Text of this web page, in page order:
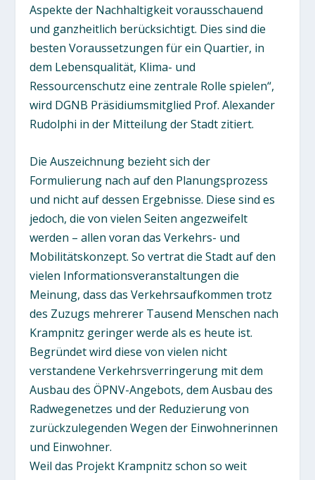
Aspekte der Nachhaltigkeit vorausschauend
und ganzheitlich berücksichtigt. Dies sind die
besten Voraussetzungen für ein Quartier, in
dem Lebensqualität, Klima- und
Ressourcenschutz eine zentrale Rolle spielen“,
wird DGNB Präsidiumsmitglied Prof. Alexander
Rudolphi in der Mitteilung der Stadt zitiert.
Die Auszeichnung bezieht sich der
Formulierung nach auf den Planungsprozess
und nicht auf dessen Ergebnisse. Diese sind es
jedoch, die von vielen Seiten angezweifelt
werden – allen voran das Verkehrs- und
Mobilitätskonzept. So vertrat die Stadt auf den
vielen Informationsveranstaltungen die
Meinung, dass das Verkehrsaufkommen trotz
des Zuzugs mehrerer Tausend Menschen nach
Krampnitz geringer werde als es heute ist.
Begründet wird diese von vielen nicht
verstandene Verkehrsverringerung mit dem
Ausbau des ÖPNV-Angebots, dem Ausbau des
Radwegenetzes und der Reduzierung von
zurückzulegenden Wegen der Einwohnerinnen
und Einwohner.
Weil das Projekt Krampnitz schon so weit